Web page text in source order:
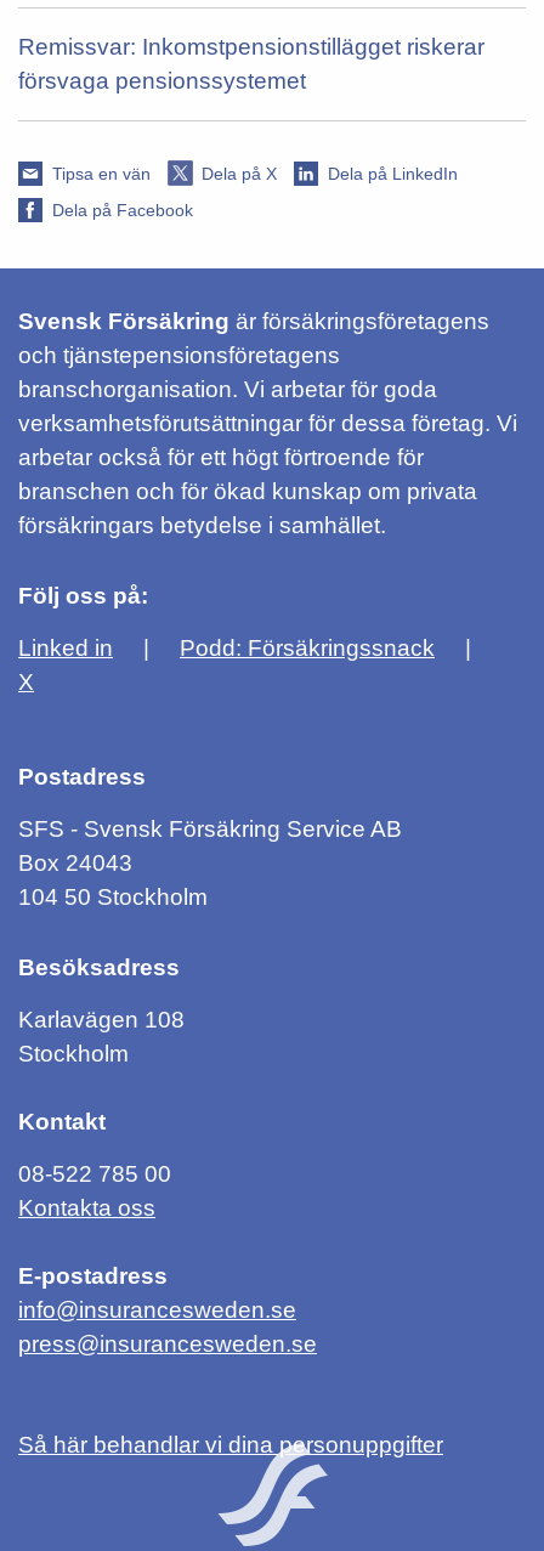
Remissvar: Inkomstpensionstillägget riskerar
försvaga pensionssystemet
Tipsa en vän Dela på X
Dela på LinkedIn
Dela på Facebook
Svensk Försäkring är försäkringsföretagens
och tjänstepensionsföretagens
branschorganisation. Vi arbetar för goda
verksamhetsförutsättningar för dessa företag. Vi
arbetar också för ett högt förtroende för
branschen och för ökad kunskap om privata
försäkringars betydelse i samhället.
Följ oss på:
Linked in
Podd: Försäkringssnack
X
Postadress
SFS - Svensk Försäkring Service AB
Box 24043
104 50 Stockholm
Besöksadress
Karlavägen 108
Stockholm
Kontakt
08-522 785 00
Kontakta oss
E-postadress
info@insurancesweden.se
press@insurancesweden.se
Så här behandlar vi dina personuppgifter